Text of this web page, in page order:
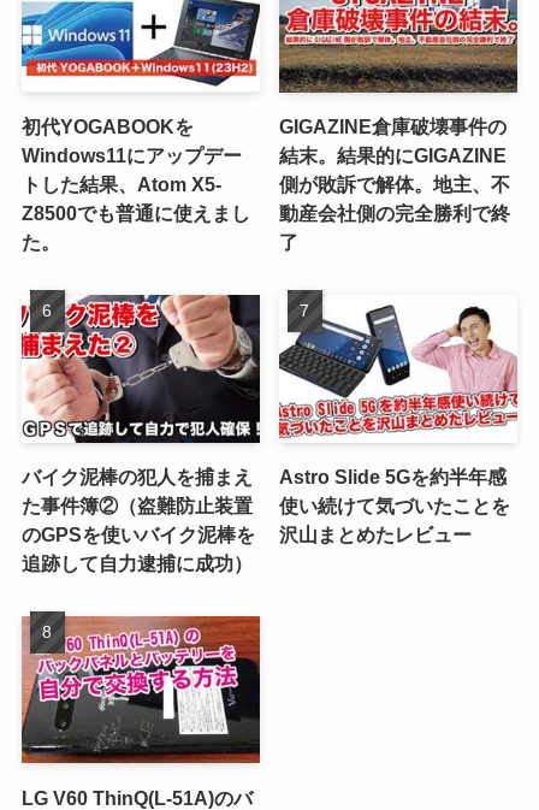
初代YOGABOOKを
Windows11にアップデー
トした結果、Atom X5-
Z8500でも普通に使えまし
た。
GIGAZINE倉庫破壊事件の
結末。結果的にGIGAZINE
側が敗訴で解体。地主、不
動産会社側の完全勝利で終
了
バイク泥棒の犯人を捕まえ
た事件簿②（盗難防止装置
のGPSを使いバイク泥棒を
追跡して自力逮捕に成功）
Astro Slide 5Gを約半年感
使い続けて気づいたことを
沢山まとめたレビュー
LG V60 ThinQ(L-51A)のバ